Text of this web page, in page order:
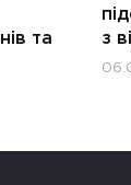
та
з